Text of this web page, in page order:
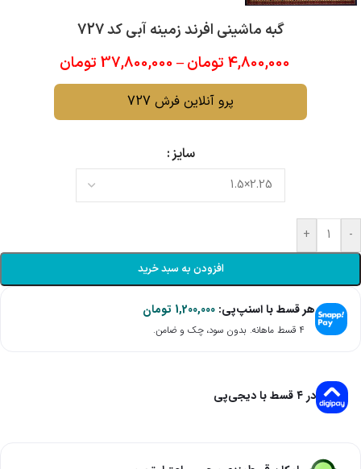
گبه ماشینی افرند زمینه آبی کد 727
4,800,000 تومان –
37,800,000 تومان
پرو آنلاین فرش 727
سایز
-
+
افزودن به سبد خرید
هر قسط با اسنپ‌پی: 1,200,000 تومان
۴ قسط ماهانه. بدون سود، چک و ضامن.
در ۴ قسط با دیجی‌پی